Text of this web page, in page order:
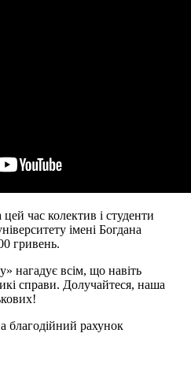
час колектив і студенти
імені Богдана
гривень.
нагадує всім, що навіть
справи. Долучайтеся, наша
благодійний рахунок